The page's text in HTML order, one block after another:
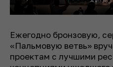
Ежегодно бронзовую,
«Пальмовую ветвь»
проектам с лучшими